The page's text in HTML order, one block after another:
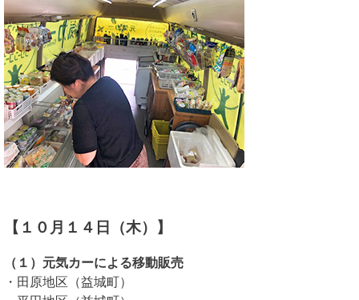
【１０月１４日（木）】
（１）元気カーによる移動販売
・田原地区（益城町）